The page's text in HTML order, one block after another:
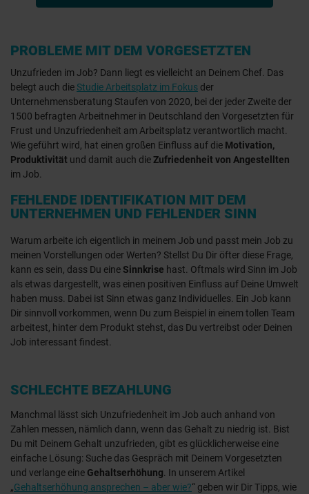
PROBLEME MIT DEM VORGESETZTEN
Unzufrieden im Job? Dann liegt es vielleicht an Deinem Chef. Das
belegt auch dieStudie Arbeitsplatz im Fokus der
Unternehmensberatung Staufen von 2020, bei der jeder Zweite der
1500 befragten Arbeitnehmer in Deutschland den Vorgesetzten für
Frust und Unzufriedenheit am Arbeitsplatz verantwortlich macht.
Wie geführt wird, hat einen großen Einfluss auf die Motivation,
Produktivität und damit auch dieZufriedenheit von Angestellten
im Job.
FEHLENDE IDENTIFIKATION MIT DEM
UNTERNEHMEN UND FEHLENDER SINN
Warum arbeite ich eigentlich in meinem Job und passt mein Job zu
meinen Vorstellungen oder Werten? Stellst Du Dir öfter diese Frage,
kann es sein, dass Du eine Sinnkrise hast. Oftmals wird Sinn im Job
als etwas dargestellt, was einen positiven Einfluss auf Deine Umwelt
haben muss. Dabei ist Sinn etwas ganz Individuelles. Ein Job kann
Dir sinnvoll vorkommen, wenn Du zum Beispiel in einem tollen Team
arbeitest, hinter dem Produkt stehst, das Du vertreibst oder Deinen
Job interessant findest.
SCHLECHTE BEZAHLUNG
Manchmal lässt sich Unzufriedenheit im Job auch anhand von
Zahlen messen, nämlich dann, wenn das Gehalt zu niedrig ist. Bist
Du mit Deinem Gehalt unzufrieden, gibt es glücklicherweise eine
einfache Lösung: Suche das Gespräch mit Deinem Vorgesetzten
und verlange eine Gehaltserhöhung . In unserem Artikel
„Gehaltserhöhung ansprechen – aber wie?“ geben wir Dir Tipps, wie